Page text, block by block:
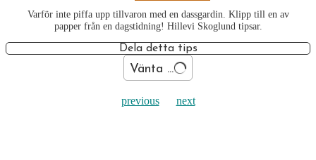
Varför inte piffa upp tillvaron med en dassgardin. Klipp till en av
papper från en dagstidning! Hillevi Skoglund tipsar.
Dela detta tips
Vänta ...
previous next